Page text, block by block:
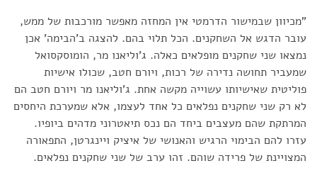
"מכיוון שבמישור הדרמטי אין המחזה מאפשר מורכבות של ממש,
עובר הדגש אל השחקנים. הכל תלוי בהם. להצגה ב'הבימה' אכן
נמצאו שני שחקנים מופלאים כאלה. ג'וליאנו מר, הומוסקסואל
שמעביר תחושה נדירה של רכות, ויורם חטב, שכולו אישיות
פוליטית שאישיותו עשוייה מקשה אחת. ג'וליאנו מר ויורם חטב הם
לא רק שני שחקנים נפלאים כל אחד לעצמו, אלא שמערכת היחסים
המרתקת שהם מעצבים ביחד הם נכס תיאטרוני מדהים ביופיו.
עזרו להם הבימוי הרגיש והאנושי של איציק ויינגרטן, התפאורה
המצויינת של פרידה שוהם. זהו ערב של שני שחקנים נפלאים.